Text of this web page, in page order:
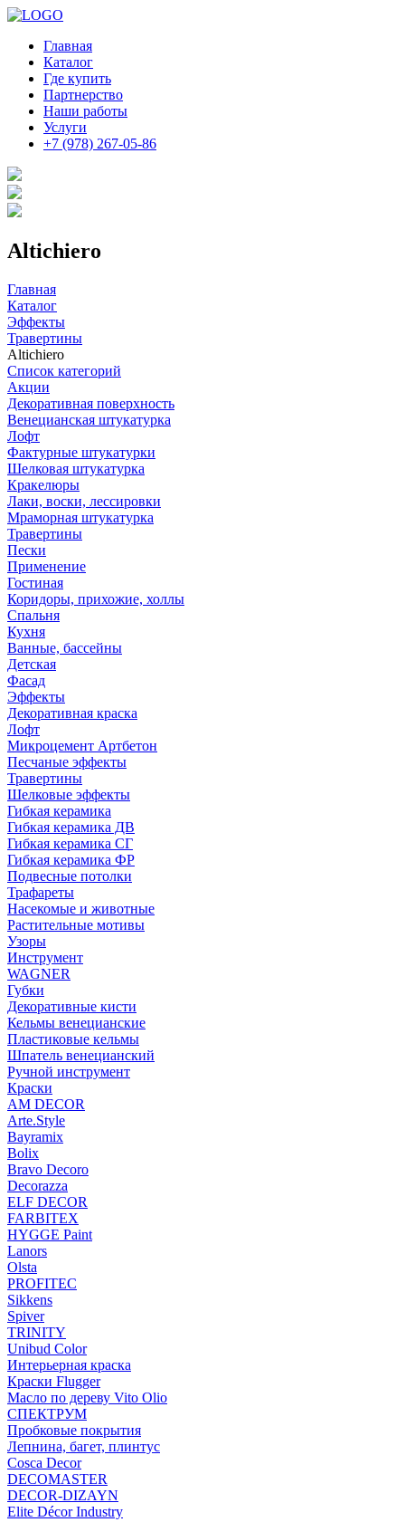
Главная
Каталог
Где купить
Партнерство
Наши работы
Услуги
+7 (978) 267-05-86
Altichiero
Главная
Каталог
Эффекты
Травертины
Altichiero
Список категорий
Акции
Декоративная поверхность
Венецианская штукатурка
Лофт
Фактурные штукатурки
Шелковая штукатурка
Кракелюры
Лаки, воски, лессировки
Мраморная штукатурка
Травертины
Пески
Применение
Гостиная
Коридоры, прихожие, холлы
Спальня
Кухня
Ванные, бассейны
Детская
Фасад
Эффекты
Декоративная краска
Лофт
Микроцемент Артбетон
Песчаные эффекты
Травертины
Шелковые эффекты
Гибкая керамика
Гибкая керамика ДВ
Гибкая керамика СГ
Гибкая керамика ФР
Подвесные потолки
Трафареты
Насекомые и животные
Растительные мотивы
Узоры
Инструмент
WAGNER
Губки
Декоративные кисти
Кельмы венецианские
Пластиковые кельмы
Шпатель венецианский
Ручной инструмент
Краски
AM DECOR
Arte.Style
Bayramix
Bolix
Bravo Decoro
Decorazza
ELF DECOR
FARBITEX
HYGGE Paint
Lanors
Olsta
PROFITEC
Sikkens
Spiver
TRINITY
Unibud Color
Интерьерная краска
Краски Flugger
Масло по дереву Vito Olio
СПЕКТРУМ
Пробковые покрытия
Лепнина, багет, плинтус
Cosca Decor
DECOMASTER
DECOR-DIZAYN
Elite Décor Industry